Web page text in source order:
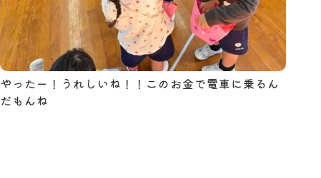
やったー！うれしいね！！このお金で電車に乗るん
だもんね